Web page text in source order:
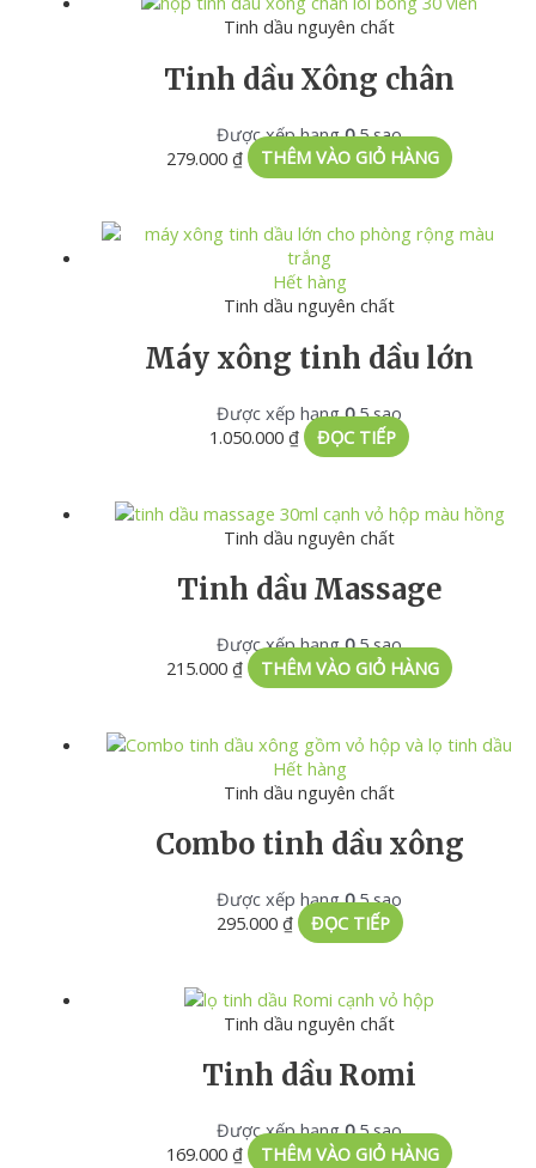
Tinh dầu nguyên chất
Tinh dầu Xông chân
Được xếp hạng05 sao
279.000₫ THÊM VÀO GIỎ HÀNG
Hết hàng
Tinh dầu nguyên chất
Máy xông tinh dầu lớn
Được xếp hạng05 sao
1.050.000₫ ĐỌC TIẾP
Tinh dầu nguyên chất
Tinh dầu Massage
Được xếp hạng05 sao
215.000₫ THÊM VÀO GIỎ HÀNG
Hết hàng
Tinh dầu nguyên chất
Combo tinh dầu xông
Được xếp hạng05 sao
295.000 ₫ ĐỌC TIẾP
Tinh dầu nguyên chất
Tinh dầu Romi
Được xếp hạng05 sao
169.000₫ THÊM VÀO GIỎ HÀNG